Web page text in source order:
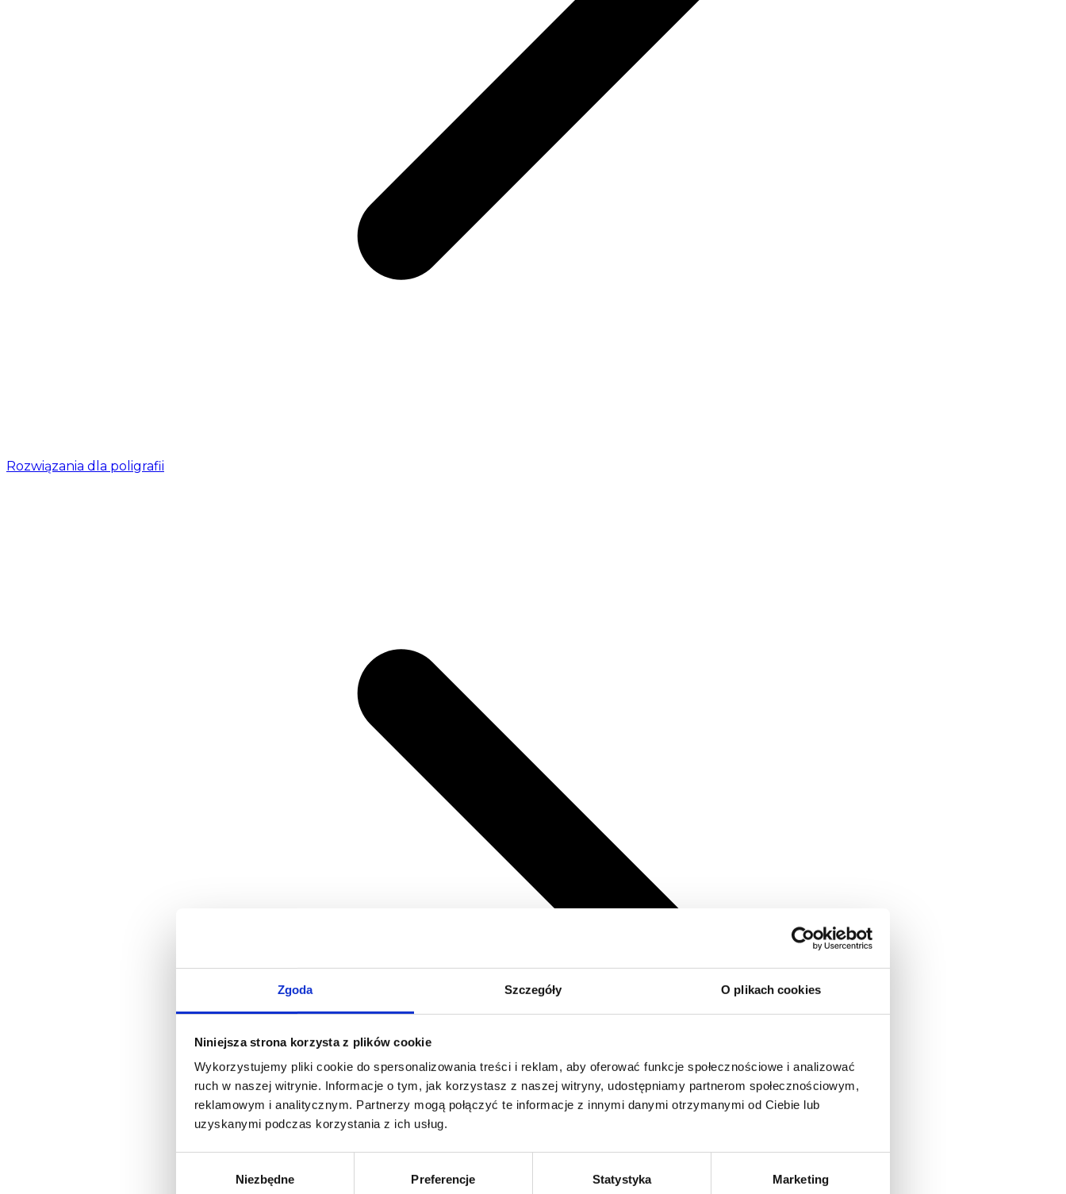
Zgoda Szczegóły O plikach cookies
Niniejsza strona korzysta z plików cookie
Wykorzystujemy pliki cookie do spersonalizowania treści i reklam, aby oferować funkcje społecznościowe i analizować
ruch w naszej witrynie. Informacje o tym, jak korzystasz z naszej witryny, udostępniamy partnerom społecznościowym,
reklamowym i analitycznym. Partnerzy mogą połączyć te informacje z innymi danymi otrzymanymi od Ciebie lub
uzyskanymi podczas korzystania z ich usług.
Niezbędne Preferencje Statystyka Marketing
Rozwiązania dla poligrafii